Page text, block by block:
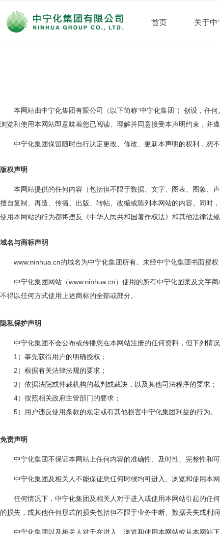
首页 关于中
本网站由中宁化集团有限公司（以下简称“中宁化集团”）创设，任
浏览和使用本网站即意味着您已阅读、理解并同意接受本声明约束，并
中宁化集团保留随时自行决定更改、修改、更新本声明的权利，恕
版权声明
本网站提供的任何内容（包括但不限于数据、文字、图表、图象、
擅自复制、再造、传播、出版、转帖、改编或陈列本网站的内容。同时
使用本网站的行为都将违反《中华人民共和国著作权法》和其他法律法
域名与商标声明
www.ninhua.cn的域名为中宁化集团所有。未经中宁化集团书面授
中宁化集团网站（www.ninhua.cn）使用的所有中宁化图案及文字
不得以任何方式使用上述商标的全部或部分。
隐私保护声明
中宁化集团不会公布或传播您在本网站注册的任何资料，但下列情
1 ）事先获得用户的明确授权；
2）根据有关法律法规的要求；
3）依据法院或仲裁机构的裁判或裁决，以及其他司法程序的要求；
4）按照相关政府主管部门的要求；
5）用户违反使用条款的规定或有其他损害中宁化集团利益的行为。
免责声明
中宁化集团不保证本网站上任何内容的准确性、及时性、完整性和
中宁化集团及相关人不能保证您任何时候均可进入、浏览和使用本
任何情况下，中宁化集团及相关人对于进入或使用本网站引起的任
的损失，或其他任何形式的损失包括但不限于业务中断、数据丢失或利
中宁化集团以及相关人对于在进入、浏览和使用本网站或从本网站